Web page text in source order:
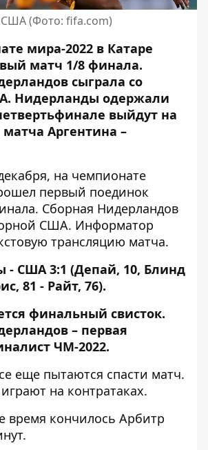
(Фото: fifa.com)
мира-2022 в Катаре
матч 1/8 финала.
сыграла со
. Нидерланды одержали
выйдут на
Аргентина –
на чемпионате
первый поединок
Сборная Нидерландов
США. Информатор
трансляцию матча.
- США 3:1 (Депай, 10, Блинд
81 - Райт, 76).
финальный свисток.
– первая
ЧМ-2022.
еще пытаются спасти матч.
на контратаках.
время кончилось Арбитр